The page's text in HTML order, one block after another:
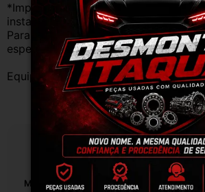
*Importante: Não nos
instalações inadequadas ou uso
Para evitar problemas, consulte um
especializado.
Equipe DESMONTE ARUJÁ.
Especificações
Marca Compatível: